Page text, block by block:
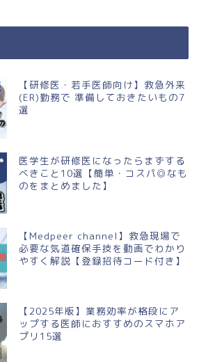
【研修医・若手医師向け】救急外来
(ER)勤務で 準備しておきたいもの7
選
医学生が研修医になったらまずする
べきこと10選【簡単・コスパ◎なも
のをまとめました】
【Medpeer channel】救急現場で
必要な気道確保手技を動画でわかり
やすく解説【登録招待コード付き】
【2025年版】業務効率が格段にア
ップする医師におすすめのスマホア
プリ15選